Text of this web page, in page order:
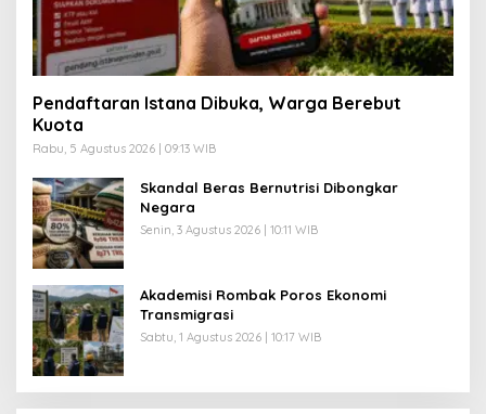
Pendaftaran Istana Dibuka, Warga Berebut
Kuota
Rabu, 5 Agustus 2026 | 09:13 WIB
Skandal Beras Bernutrisi Dibongkar
Negara
Senin, 3 Agustus 2026 | 10:11 WIB
Akademisi Rombak Poros Ekonomi
Transmigrasi
Sabtu, 1 Agustus 2026 | 10:17 WIB